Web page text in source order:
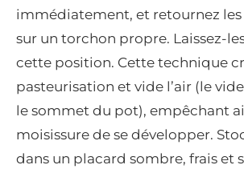
immédiatement, et retournez les
sur un torchon propre. Laissez-
cette position. Cette technique
pasteurisation et vide l’air (le
le sommet du pot), empêchant
moisissure de se développer.
dans un placard sombre, frais et